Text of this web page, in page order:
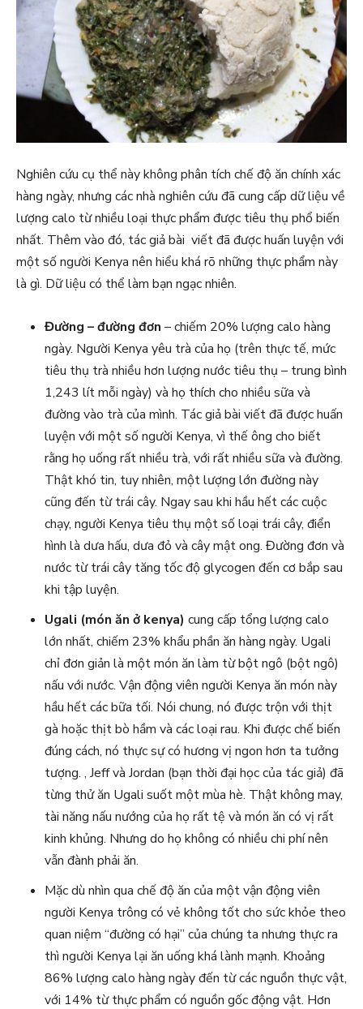
Nghiên cứu cụ thể này không phân tích chế độ ăn chính xác
hàng ngày, nhưng các nhà nghiên cứu đã cung cấp dữ liệu về
lượng calo từ nhiều loại thực phẩm được tiêu thụ phổ biến
nhất. Thêm vào đó, tác giả bài viết đã được huấn luyện với
một số người Kenya nên hiểu khá rõ những thực phẩm này
là gì. Dữ liệu có thể làm bạn ngạc nhiên.
Đường – đường đơn – chiếm 20% lượng calo hàng
ngày. Người Kenya yêu trà của họ (trên thực tế, mức
tiêu thụ trà nhiều hơn lượng nước tiêu thụ – trung bình
1,243 lít mỗi ngày) và họ thích cho nhiều sữa và
đường vào trà của mình. Tác giả bài viết đã được huấn
luyện với một số người Kenya, vì thế ông cho biết
rằng họ uống rất nhiều trà, với rất nhiều sữa và đường.
Thật khó tin, tuy nhiên, một lượng lớn đường này
cũng đến từ trái cây. Ngay sau khi hầu hết các cuộc
chạy, người Kenya tiêu thụ một số loại trái cây, điển
hình là dưa hấu, dưa đỏ và cây mật ong. Đường đơn và
nước từ trái cây tăng tốc độ glycogen đến cơ bắp sau
khi tập luyện.
Ugali (món ăn ở kenya) cung cấp tổng lượng calo
lớn nhất, chiếm 23% khẩu phần ăn hàng ngày. Ugali
chỉ đơn giản là một món ăn làm từ bột ngô (bột ngô)
nấu với nước. Vận động viên người Kenya ăn món này
hầu hết các bữa tối. Nói chung, nó được trộn với thịt
gà hoặc thịt bò hầm và các loại rau. Khi được chế biến
đúng cách, nó thực sự có hương vị ngon hơn ta tưởng
tượng. , Jeff và Jordan (bạn thời đại học của tác giả) đã
từng thử ăn Ugali suốt một mùa hè. Thật không may,
tài năng nấu nướng của họ rất tệ và món ăn có vị rất
kinh khủng. Nhưng do họ không có nhiều chi phí nên
vẫn đành phải ăn.
Mặc dù nhìn qua chế độ ăn của một vận động viên
người Kenya trông có vẻ không tốt cho sức khỏe theo
quan niệm “đường có hại” của chúng ta nhưng thực ra
thì người Kenya lại ăn uống khá lành mạnh. Khoảng
86% lượng calo hàng ngày đến từ các nguồn thực vật,
với 14% từ thực phẩm có nguồn gốc động vật. Hơn